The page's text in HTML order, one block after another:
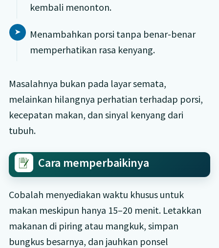
kembali menonton.
Menambahkan porsi tanpa benar-benar
memperhatikan rasa kenyang.
Masalahnya bukan pada layar semata,
melainkan hilangnya perhatian terhadap porsi,
kecepatan makan, dan sinyal kenyang dari
tubuh.
Cara memperbaikinya
Cobalah menyediakan waktu khusus untuk
makan meskipun hanya 15–20 menit. Letakkan
makanan di piring atau mangkuk, simpan
bungkus besarnya, dan jauhkan ponsel